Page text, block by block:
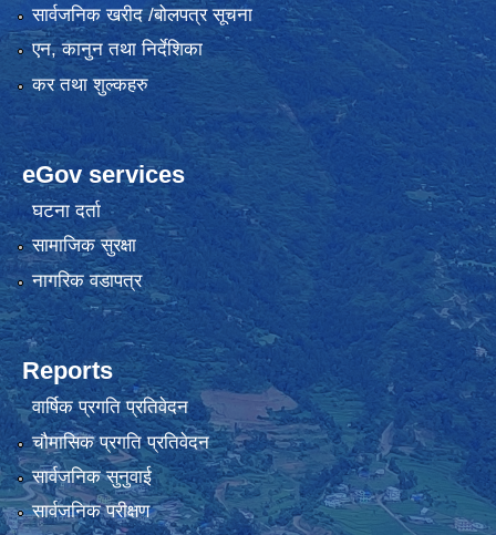
सार्वजनिक खरीद /बोलपत्र सूचना
एन, कानुन तथा निर्देशिका
कर तथा शुल्कहरु
eGov services
घटना दर्ता
सामाजिक सुरक्षा
नागरिक वडापत्र
Reports
वार्षिक प्रगति प्रतिवेदन
चौमासिक प्रगति प्रतिवेदन
सार्वजनिक सुनुवाई
सार्वजनिक परीक्षण